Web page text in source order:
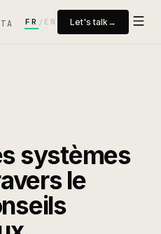
FR / EN Let's talk→
systèmes
le